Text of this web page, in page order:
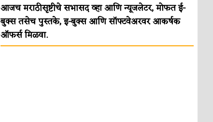
आजच मराठीसृष्टीचे सभासद व्हा आणि न्यूजलेटर, मोफत ई-
बुक्स तसेच पुस्तके, इ-बुक्स आणि सॉफ्टवेअरवर आकर्षक
ऑफर्स मिळवा.